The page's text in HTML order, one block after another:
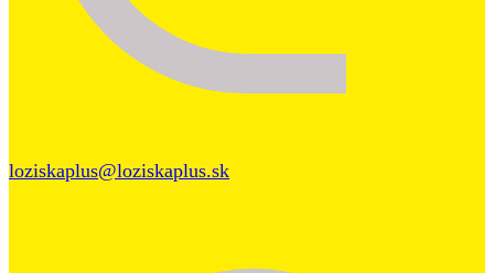
loziskaplus@loziskaplus.sk